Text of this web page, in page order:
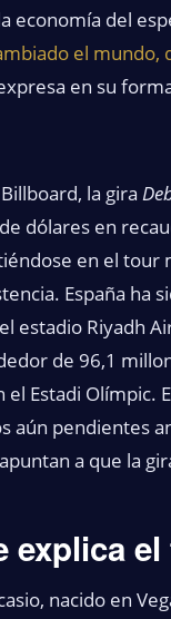
economía del
el mundo,
en su
la gira
dólares en
en el tour
España ha
estadio Riyadh
de 96,1
el Estadi
aún pendientes
a que la
explica
nacido en